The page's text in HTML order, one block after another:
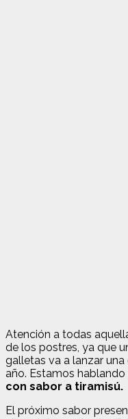
Atención a todas
de los postres, ya que
galletas va a lanzar
año. Estamos
con sabor a tiramisú.
El próximo sabor